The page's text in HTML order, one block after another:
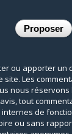
ou apporter un
site. Les
nous
tout
de
ou sans